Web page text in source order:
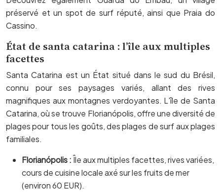
préservé et un spot de surf réputé, ainsi que Praia do
Cassino.
État de santa catarina : l’île aux multiples
facettes
Santa Catarina est un État situé dans le sud du Brésil,
connu pour ses paysages variés, allant des rives
magnifiques aux montagnes verdoyantes. L’île de Santa
Catarina, où se trouve Florianópolis, offre une diversité de
plages pour tous les goûts, des plages de surf aux plages
familiales.
Florianópolis : Île aux multiples facettes, rives variées,
cours de cuisine locale axé sur les fruits de mer
(environ 60 EUR).